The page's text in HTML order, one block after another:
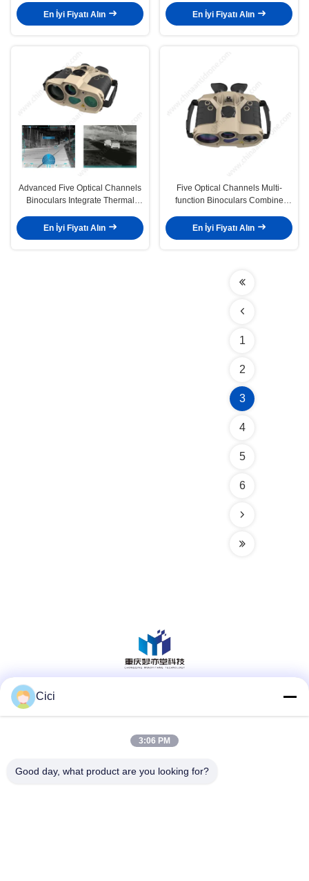
Laser Technologies For
Observation And Surveillance
En İyi Fiyatı Alın
Capability And Laser
Rangefinder For Professional
En İyi Fiyatı Alın
Advanced Five Optical Channels
Binoculars Integrate Thermal
Laser Technologies For 24/7
En İyi Fiyatı Alın
Five Optical Channels Multi-
function Binoculars Combine
For Comprehensive Day And
Night Observation In One Device
En İyi Fiyatı Alın
1
2
3
4
5
6
Hızlı iletişim
Cici
3:06 PM
Good day, what product are you looking for?